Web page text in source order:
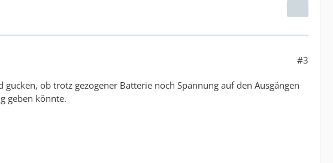
#3
ob trotz gezogener Batterie noch Spannung auf den Ausgängen
geben könnte.